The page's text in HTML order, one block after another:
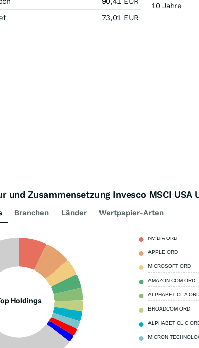
73,01 EUR
10 Jahre
und Zusammensetzung Invesco MSCI USA
Branchen Länder Wertpapier-Arten
Holdings
NVIDIA ORD
APPLE ORD
MICROSOFT ORD
AMAZON COM ORD
ALPHABET CL A
BROADCOM ORD
ALPHABET CL C
MICRON